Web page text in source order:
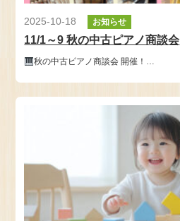
2025-10-18 お知らせ
11/1～9 秋の中古ピアノ商談会
秋の中古ピアノ商談会 開催！…